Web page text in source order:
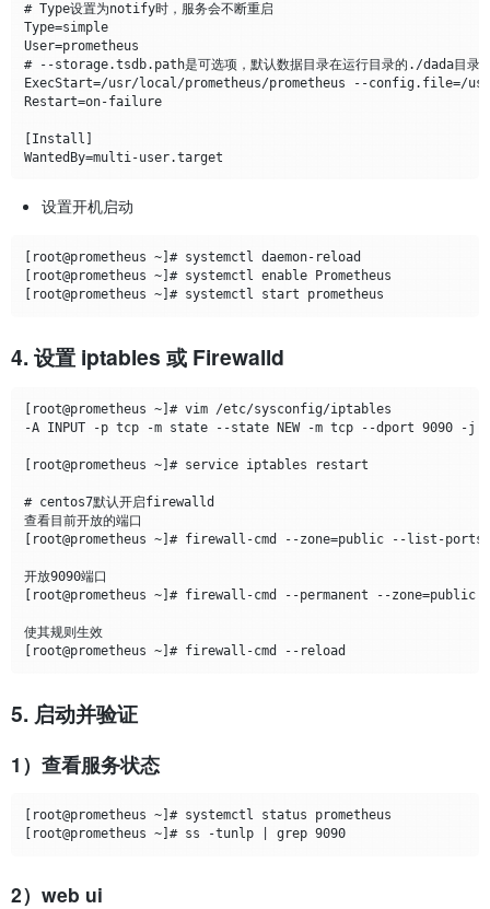
# Type设置为notify时，服务会不断重启
Type=simple
User=prometheus
# --storage.tsdb.path是可选项，默认数据目录在运行目录的./dada目录
ExecStart=/usr/local/prometheus/prometheus --config.file=/
Restart=on-failure
[Install]
设置开机启动
[root@prometheus ~]# systemctl daemon-reload
[root@prometheus ~]# systemctl enable Prometheus
4. 设置 iptables 或 Firewalld
[root@prometheus ~]# vim /etc/sysconfig/iptables
-A INPUT -p tcp -m state --state NEW -m tcp --dport 9090 -j
[root@prometheus ~]# service iptables restart
# centos7默认开启firewalld
查看目前开放的端口
[root@prometheus ~]# firewall-cmd --zone=public --list-ports
开放9090端口
[root@prometheus ~]# firewall-cmd --permanent --zone=public --add-
使其规则生效
5. 启动并验证
1）查看服务状态
[root@prometheus ~]# systemctl status prometheus
[root@prometheus ~]# ss -tunlp | grep 9090
2）web ui